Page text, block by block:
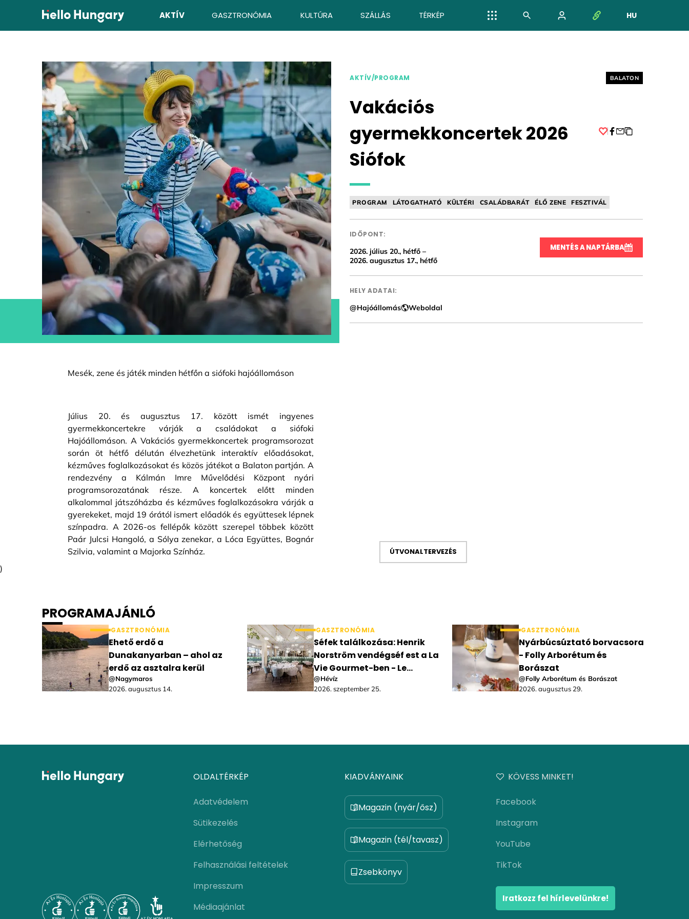
Ugrás a tartalomhoz AKTÍV GASZTRONÓMIA KULTÚRA SZÁLLÁS TÉRKÉP HU
NYELV
AKTÍV/PROGRAM Helyszín címkék:
BALATON
Vakációs
gyermekkoncertek 2026
Siófok
PROGRAM LÁTOGATHATÓ KÜLTÉRI CSALÁDBARÁT ÉLŐ ZENE FESZTIVÁL
IDŐPONT:
2026. július 20., hétfő –
2026. augusztus 17., hétfő
MENTÉS A NAPTÁRBA
HELY ADATAI:
@Hajóállomás Weboldal
Mesék, zene és játék minden hétfőn a siófoki hajóállomáson
Július 20. és augusztus 17. között ismét ingyenes
gyermekkoncertekre várják a családokat a siófoki
Hajóállomáson. A Vakációs gyermekkoncertek programsorozat
során öt hétfő délután élvezhetünk interaktív előadásokat,
kézműves foglalkozásokat és közös játékot a Balaton partján. A
rendezvény a Kálmán Imre Művelődési Központ nyári
programsorozatának része. A koncertek előtt minden
alkalommal játszóházba és kézműves foglalkozásokra várják a
gyerekeket, majd 19 órától ismert előadók és együttesek lépnek
színpadra. A 2026-os fellépők között szerepel többek között
Paár Julcsi Hangoló, a Sólya zenekar, a Lóca Együttes, Bognár
Szilvia, valamint a Majorka Színház.
ÚTVONALTERVEZÉS
)
PROGRAMAJÁNLÓ
GASZTRONÓMIA
Ehető erdő a
Dunakanyarban – ahol az
erdő az asztalra kerül
@Nagymaros
2026. augusztus 14.
GASZTRONÓMIA
Séfek találkozása: Henrik
Norström vendégséf est a La
Vie Gourmet-ben - Le
Primore Hotel & Spa
@Hévíz
2026. szeptember 25.
GASZTRONÓMIA
Nyárbúcsúztató borvacsora
- Folly Arborétum és
Borászat
@Folly Arborétum és Borászat
2026. augusztus 29.
OLDALTÉRKÉP
Adatvédelem
Sütikezelés
Elérhetőség
Felhasználási feltételek
Impresszum
Médiaajánlat
KIADVÁNYAINK
Magazin (nyár/ősz)
Magazin (tél/tavasz)
Zsebkönyv
KÖVESS MINKET!
Facebook
Instagram
YouTube
TikTok
Iratkozz fel hírlevelünkre!